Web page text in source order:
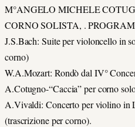
M°ANGELO MICHELE
CORNO SOLISTA, .
J.S.Bach: Suite per violoncello in
corno)
W.A.Mozart: Rondò dal IV°
A.Cotugno-“Caccia” per corno
A.Vivaldi: Concerto per violino in
(trascrizione per corno).